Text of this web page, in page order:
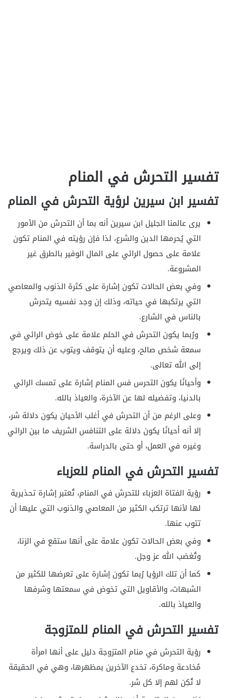
تفسير التحرش في المنام
تفسير ابن سيرين لرؤية التحرش في المنام
يرى عالمنا الجليل ابن سيرين أنه بما أن التحرش من الأمور
التي يُحرمها الدين والشرع، لذا فإن رؤيته في المنام تكون
علامة على حصول الرائي على المال الوفير بالطرق غير
المشروعة.
وفي بعض الحالات تكون إشارة على كثرة الذنوب والمعاصي
التي يرتكبها في حياته، وذلك إن وجد نفسيه يتحرش
بالناس في الشارع.
ورُبما يكون التحرش في الحلم علامة على خوض الرائي في
سمعة شخص صالح، وعليه أن يتوقف ويتوب عن ذلك ويرجع
إلى الله تعالى.
وأحيانًا يكون التحرس فس المنام إشارة على تمسك الرائي
بالدنيا، وتفضيله لها عن الآخرة، والعياذ بالله.
وعلى الرغم من أن التحرش في أغلب الأحيان يكون دلالة شر،
إلا أنه أحيانًا يكون دلالة على التنافس الشريف ما بين الرائي
وغيره في العمل، أو حتى بالدراسة.
تفسير التحرش في المنام للعزباء
رؤية الفتاة العزباء للتحرش في المنام، تُعتبر إشارة تحذيرية
لها لأنها ترتكب الكثير من المعاصي والذنوب التي عليها أن
تتوب عنها.
وفي بعض الحالات تكون علامة على أنها ستقع في الزنا،
وتُغضب الله عز وجل.
كما أن تلك الرؤيا رُبما تكون إشارة على تعرضها للكثير من
الشبهات، والأقاويل التي تخوض في سمعتها وشرفها
والعياذ بالله.
تفسير التحرش في المنام للمتزوجة
رؤية التحرش في منام المتزوجة دليل على أنها امرأة
مُخادعة وماكرة، تخدع الآخرين بمظهرها، وهي في الحقيقة
لا تُكِن لهم إلا كل شر.